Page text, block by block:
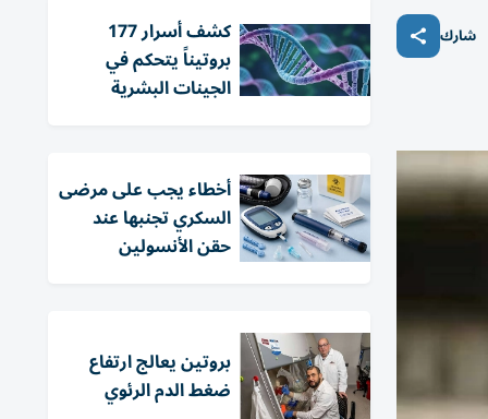
شارك كشف أسرار 177
بروتيناً يتحكم في
الجينات البشرية
أخطاء يجب على مرضى
السكري تجنبها عند
حقن الأنسولين
بروتين يعالج ارتفاع
ضغط الدم الرئوي